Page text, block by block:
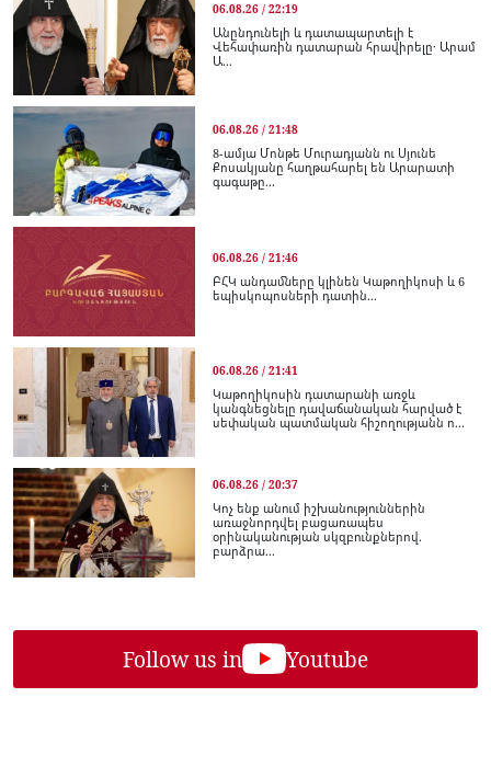
06.08.26 / 22:19
Անընդունելի և դատապարտելի է
Վեհափառին դատարան հրավիրելը․ Արամ
Ա...
06.08.26 / 21:48
8-ամյա Մոնթե Մուրադյանն ու Սյունե
Քոսակյանը հաղթահարել են Արարատի
գագաթը...
06.08.26 / 21:46
ԲՀԿ անդամները կլինեն Կաթողիկոսի և 6
եպիսկոպոսների դատին...
06.08.26 / 21:41
Կաթողիկոսին դատարանի առջև
կանգնեցնելը դավաճանական հարված է
սեփական պատմական հիշողությանն ո...
06.08.26 / 20:37
Կոչ ենք անում իշխանություններին
առաջնորդվել բացառապես
օրինականության սկզբունքներով.
բարձրա...
Follow us in Youtube